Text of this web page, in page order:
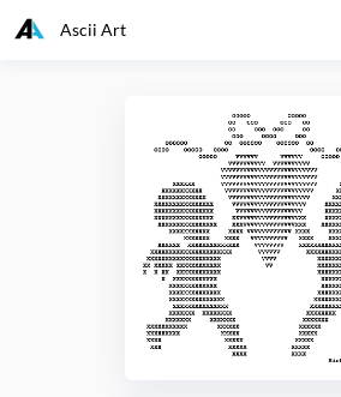
Ascii Art